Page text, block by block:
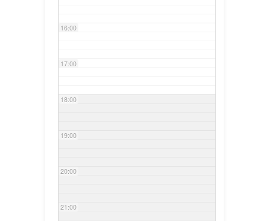
16:00
17:00
18:00
19:00
20:00
21:00